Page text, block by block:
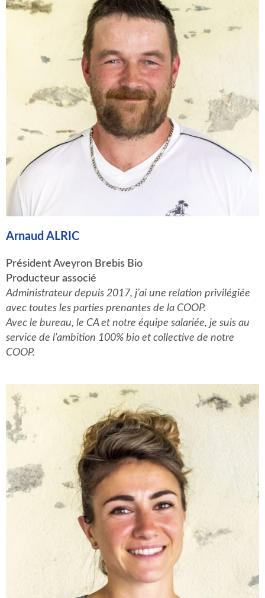
Arnaud ALRIC
Président Aveyron Brebis Bio
Producteur associé
Administrateur depuis 2017, j’ai une relation privilégiée
avec toutes les parties prenantes de la COOP.
Avec le bureau, le CA et notre équipe salariée, je suis au
service de l’ambition 100% bio et collective de notre
COOP.